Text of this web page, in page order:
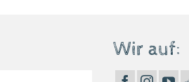
Wir auf: